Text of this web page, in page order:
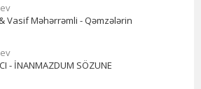
Vasif Məhərrəmli - Qəmzələrin
- İNANMAZDUM SÖZUNE